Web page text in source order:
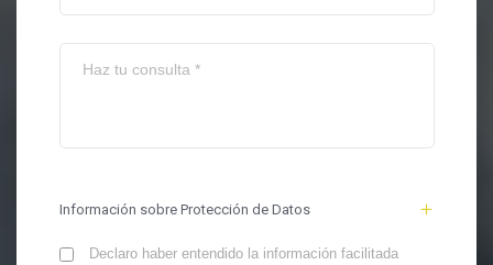
Información sobre Protección de Datos
Declaro haber entendido la información facilitada